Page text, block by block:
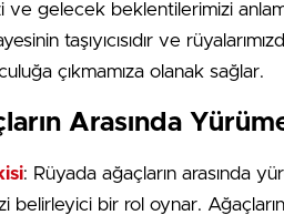
ve gelecek beklentilerimizi
taşıyıcısıdır ve
çıkmamıza olanak sağlar.
Arasında
: Rüyada ağaçların arasında
belirleyici bir rol oynar.